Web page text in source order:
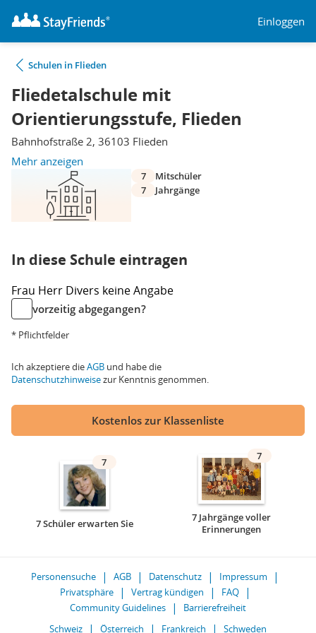
Einloggen
Schulen in Flieden
Fliedetalschule mit
Orientierungsstufe, Flieden
Bahnhofstraße 2, 36103 Flieden
Mehr anzeigen
7
Mitschüler
7
Jahrgänge
In diese Schule eintragen
Frau Herr Divers keine Angabe
vorzeitig abgegangen?
* Pflichtfelder
Ich akzeptiere dieAGB und habe die
Datenschutzhinweisezur Kenntnis genommen.
Kostenlos zur Klassenliste
7
7 Schüler erwarten Sie
7
7 Jahrgänge voller
Erinnerungen
Personensuche AGB Datenschutz
Impressum
Privatsphäre
Vertrag kündigen
FAQ
Community Guidelines
Barrierefreiheit
Schweiz
Österreich Frankreich Schweden